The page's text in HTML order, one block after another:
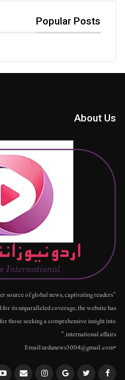
Popular Posts
About Us
source of global news, captivating readers
its unparalleled coverage, the website has
those seeking a comprehensive insight into
international affairs."
•Email:urdunews3004@gmail.com